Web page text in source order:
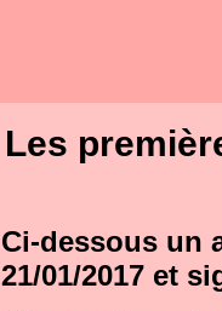
Les
Ci-dessous un
21/01/2017 et